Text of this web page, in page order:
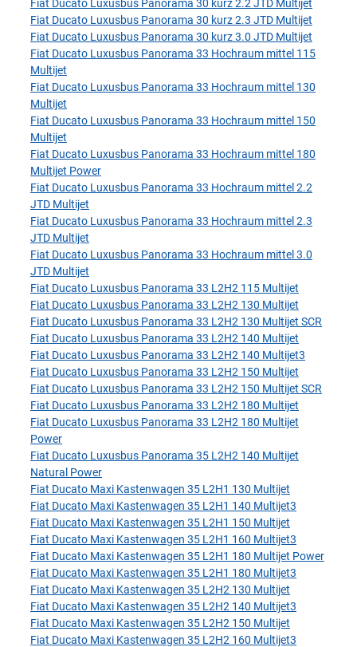
Fiat Ducato Luxusbus Panorama 30 kurz 2.2 JTD Multijet
Fiat Ducato Luxusbus Panorama 30 kurz 2.3 JTD Multijet
Fiat Ducato Luxusbus Panorama 30 kurz 3.0 JTD Multijet
Fiat Ducato Luxusbus Panorama 33 Hochraum mittel 115
Multijet
Fiat Ducato Luxusbus Panorama 33 Hochraum mittel 130
Multijet
Fiat Ducato Luxusbus Panorama 33 Hochraum mittel 150
Multijet
Fiat Ducato Luxusbus Panorama 33 Hochraum mittel 180
Multijet Power
Fiat Ducato Luxusbus Panorama 33 Hochraum mittel 2.2
JTD Multijet
Fiat Ducato Luxusbus Panorama 33 Hochraum mittel 2.3
JTD Multijet
Fiat Ducato Luxusbus Panorama 33 Hochraum mittel 3.0
JTD Multijet
Fiat Ducato Luxusbus Panorama 33 L2H2 115 Multijet
Fiat Ducato Luxusbus Panorama 33 L2H2 130 Multijet
Fiat Ducato Luxusbus Panorama 33 L2H2 130 Multijet SCR
Fiat Ducato Luxusbus Panorama 33 L2H2 140 Multijet
Fiat Ducato Luxusbus Panorama 33 L2H2 140 Multijet3
Fiat Ducato Luxusbus Panorama 33 L2H2 150 Multijet
Fiat Ducato Luxusbus Panorama 33 L2H2 150 Multijet SCR
Fiat Ducato Luxusbus Panorama 33 L2H2 180 Multijet
Fiat Ducato Luxusbus Panorama 33 L2H2 180 Multijet
Power
Fiat Ducato Luxusbus Panorama 35 L2H2 140 Multijet
Natural Power
Fiat Ducato Maxi Kastenwagen 35 L2H1 130 Multijet
Fiat Ducato Maxi Kastenwagen 35 L2H1 140 Multijet3
Fiat Ducato Maxi Kastenwagen 35 L2H1 150 Multijet
Fiat Ducato Maxi Kastenwagen 35 L2H1 160 Multijet3
Fiat Ducato Maxi Kastenwagen 35 L2H1 180 Multijet Power
Fiat Ducato Maxi Kastenwagen 35 L2H1 180 Multijet3
Fiat Ducato Maxi Kastenwagen 35 L2H2 130 Multijet
Fiat Ducato Maxi Kastenwagen 35 L2H2 140 Multijet3
Fiat Ducato Maxi Kastenwagen 35 L2H2 150 Multijet
Fiat Ducato Maxi Kastenwagen 35 L2H2 160 Multijet3